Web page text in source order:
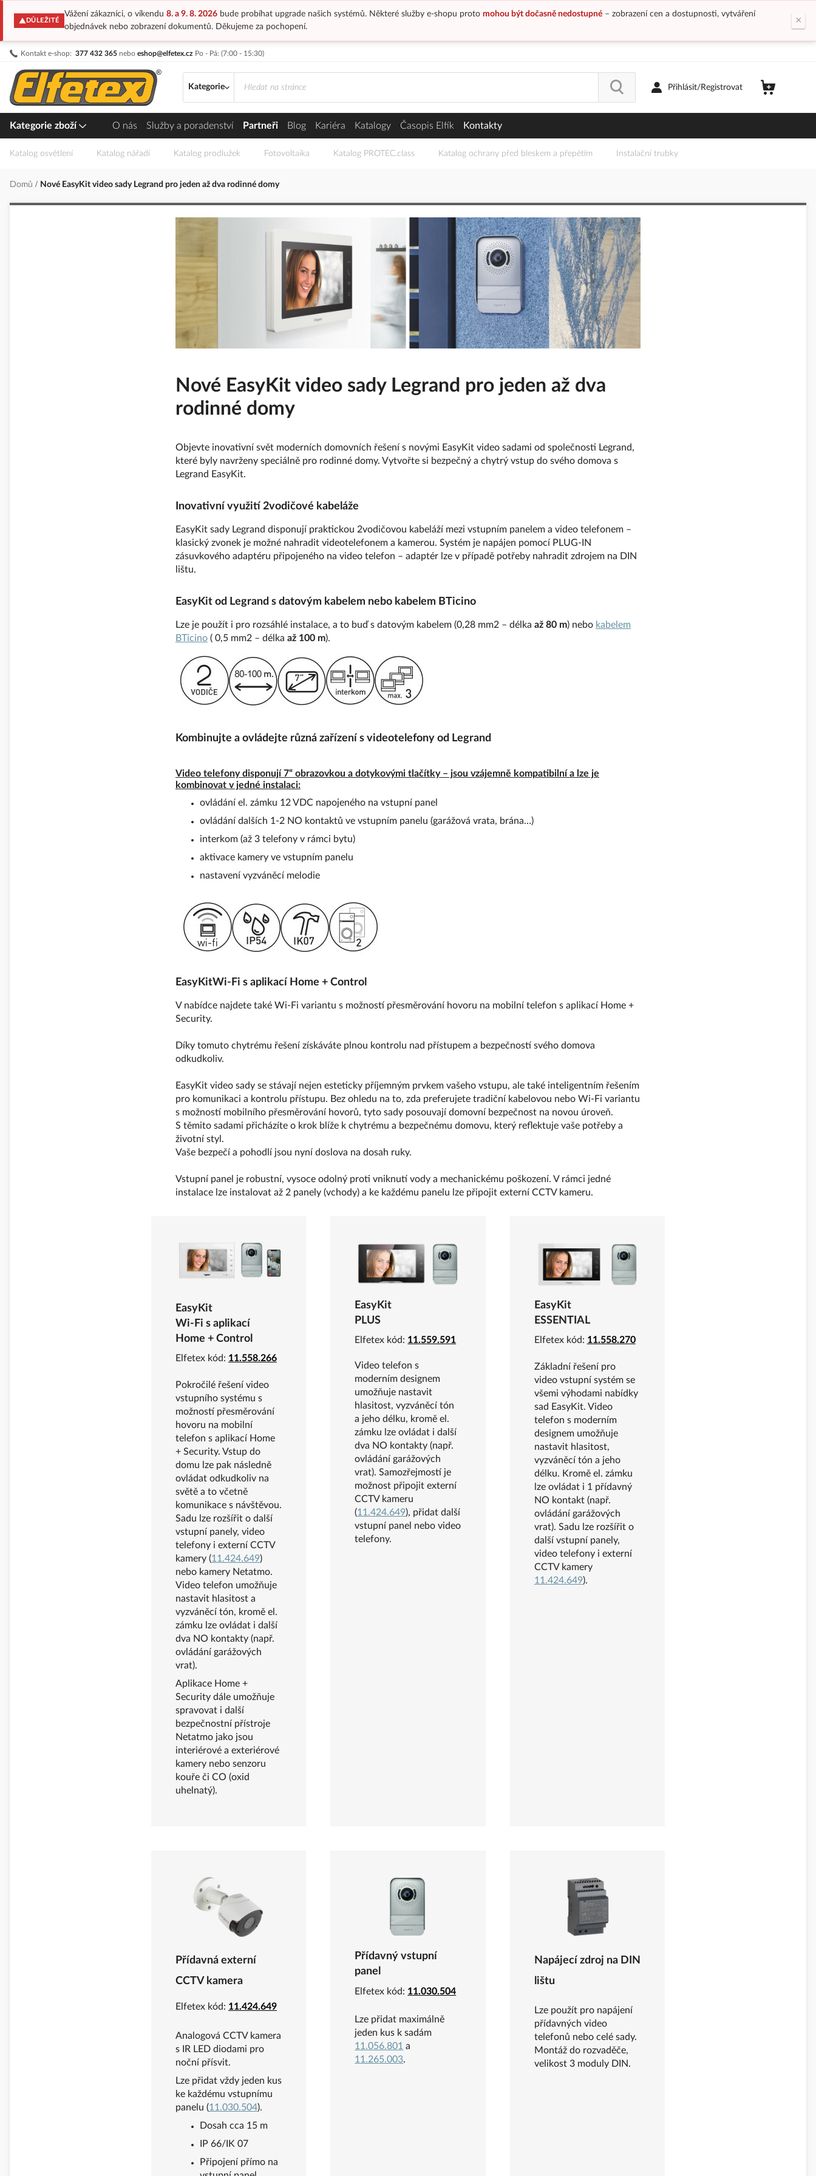
DŮLEŽITÉ
Vážení zákazníci, o víkendu 8. a 9. 8. 2026bude probíhat upgrade našich systémů. Některé služby e-shopu proto mohou být dočasně nedostupné– zobrazení cen a dostupnosti, vytváření
objednávek nebo zobrazení dokumentů. Děkujeme za pochopení.
×
Kontakt e-shop: 377 432 365 nebo eshop@elfetex.cz Po - Pá: (7:00 - 15:30)
Přejít
obsah
Kategorie
Přihlásit/Registrovat
Kategorie zboží O nás Služby a poradenství Partneři Blog Kariéra Katalogy Časopis Elfík Kontakty
Katalog osvětlení Katalog nářadí Katalog prodlužek Fotovoltaika Katalog PROTEC.class Katalog ochrany před bleskem a přepětím Instalační trubky
Domů Nové EasyKit video sady Legrand pro jeden až dva rodinné domy
Nové EasyKit video sady Legrand pro jeden až dva
rodinné domy
Objevte inovativní svět moderních domovních řešení s novými EasyKit video sadami od společnosti Legrand,
které byly navrženy speciálně pro rodinné domy. Vytvořte si bezpečný a chytrý vstup do svého domova s
Legrand EasyKit.
Inovativní využití 2vodičové kabeláže
EasyKit sady Legrand disponují praktickou 2vodičovou kabeláží mezi vstupním panelem a video telefonem –
klasický zvonek je možné nahradit videotelefonem a kamerou. Systém je napájen pomocí PLUG-IN
zásuvkového adaptéru připojeného na video telefon – adaptér lze v případě potřeby nahradit zdrojem na DIN
lištu.
EasyKit od Legrand s datovým kabelem nebo kabelem BTicino
Lze je použít i pro rozsáhlé instalace, a to buď s datovým kabelem (0,28 mm2 – délka až 80 m) nebo kabelem
BTicino( 0,5 mm2 – délka až 100 m).
Kombinujte a ovládejte různá zařízení s videotelefony od Legrand
Video telefony disponují 7“ obrazovkou a dotykovými tlačítky – jsou vzájemně kompatibilní a lze je
kombinovat v jedné instalaci:
ovládání el. zámku 12 VDC napojeného na vstupní panel
ovládání dalších 1-2 NO kontaktů ve vstupním panelu (garážová vrata, brána…)
interkom (až 3 telefony v rámci bytu)
aktivace kamery ve vstupním panelu
nastavení vyzváněcí melodie
EasyKitWi-Fi s aplikací Home + Control
V nabídce najdete také Wi-Fi variantu s možností přesměrování hovoru na mobilní telefon s aplikací Home +
Security.
Díky tomuto chytrému řešení získáváte plnou kontrolu nad přístupem a bezpečností svého domova
odkudkoliv.
EasyKit video sady se stávají nejen esteticky příjemným prvkem vašeho vstupu, ale také inteligentním řešením
pro komunikaci a kontrolu přístupu. Bez ohledu na to, zda preferujete tradiční kabelovou nebo Wi-Fi variantu
s možností mobilního přesměrování hovorů, tyto sady posouvají domovní bezpečnost na novou úroveň.
S těmito sadami přicházíte o krok blíže k chytrému a bezpečnému domovu, který reflektuje vaše potřeby a
životní styl.
Vaše bezpečí a pohodlí jsou nyní doslova na dosah ruky.
Vstupní panel je robustní, vysoce odolný proti vniknutí vody a mechanickému poškození. V rámci jedné
instalace lze instalovat až 2 panely (vchody) a ke každému panelu lze připojit externí CCTV kameru.
EasyKit
Wi-Fi s aplikací
Home + Control
Elfetex kód: 11.558.266
Pokročilé řešení video
vstupního systému s
možností přesměrování
hovoru na mobilní
telefon s aplikací Home
+ Security. Vstup do
domu lze pak následně
ovládat odkudkoliv na
světě a to včetně
komunikace s návštěvou.
Sadu lze rozšířit o další
vstupní panely, video
telefony i externí CCTV
kamery (11.424.649)
nebo kamery Netatmo.
Video telefon umožňuje
nastavit hlasitost a
vyzváněcí tón, kromě el.
zámku lze ovládat i další
dva NO kontakty (např.
ovládání garážových
vrat).
Aplikace Home +
Security dále umožňuje
spravovat i další
bezpečnostní přístroje
Netatmo jako jsou
interiérové a exteriérové
kamery nebo senzoru
kouře či CO (oxid
uhelnatý).
EasyKit
PLUS
Elfetex kód: 11.559.591
Video telefon s
moderním designem
umožňuje nastavit
hlasitost, vyzváněcí tón
a jeho délku, kromě el.
zámku lze ovládat i další
dva NO kontakty (např.
ovládání garážových
vrat). Samozřejmostí je
možnost připojit externí
CCTV kameru
(11.424.649), přidat další
vstupní panel nebo video
telefony.
EasyKit
ESSENTIAL
Elfetex kód: 11.558.270
Základní řešení pro
video vstupní systém se
všemi výhodami nabídky
sad EasyKit. Video
telefon s moderním
designem umožňuje
nastavit hlasitost,
vyzváněcí tón a jeho
délku. Kromě el. zámku
lze ovládat i 1 přídavný
NO kontakt (např.
ovládání garážových
vrat). Sadu lze rozšířit o
další vstupní panely,
video telefony i externí
CCTV kamery
11.424.649).
Přídavná externí
CCTV kamera
Elfetex kód: 11.424.649
Analogová CCTV kamera
s IR LED diodami pro
noční přísvit.
Lze přidat vždy jeden kus
ke každému vstupnímu
panelu (11.030.504).
Dosah cca 15 m
IP 66/IK 07
Připojení přímo na
Přídavný vstupní
panel
Elfetex kód: 11.030.504
Lze přidat maximálně
jeden kus k sadám
11.056.801 a
11.265.003.
Napájecí zdroj na DIN
lištu
Lze použít pro napájení
přídavných video
telefonů nebo celé sady.
Montáž do rozvaděče,
velikost 3 moduly DIN.